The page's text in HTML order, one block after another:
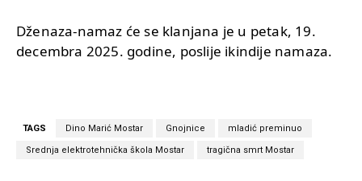
Dženaza-namaz će se klanjana je u petak, 19.
decembra 2025. godine, poslije ikindije namaza.
TAGS Dino Marić Mostar Gnojnice mladić preminuo
Srednja elektrotehnička škola Mostar tragična smrt Mostar